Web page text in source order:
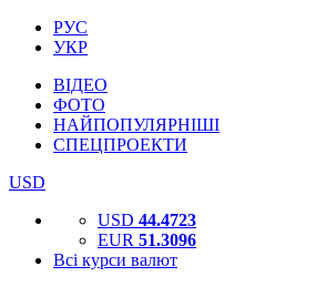
РУС
УКР
ВІДЕО
ФОТО
НАЙПОПУЛЯРНІШІ
СПЕЦПРОЕКТИ
USD
USD 44.4723
EUR 51.3096
Всі курси валют